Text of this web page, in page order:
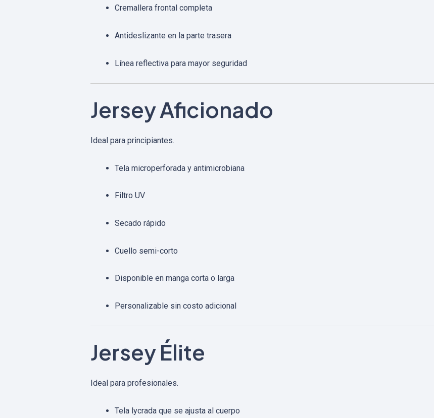
Cremallera frontal completa
Antideslizante en la parte trasera
Línea reflectiva para mayor seguridad
Jersey Aficionado
Ideal para principiantes.
Tela microperforada y antimicrobiana
Filtro UV
Secado rápido
Cuello semi-corto
Disponible en manga corta o larga
Personalizable sin costo adicional
Jersey Élite
Ideal para profesionales.
Tela lycrada que se ajusta al cuerpo